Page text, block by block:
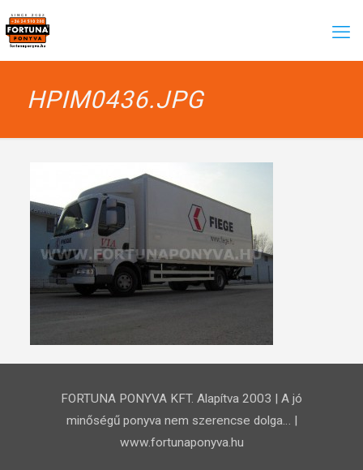
HPIM0436.JPG
FORTUNA PONYVA KFT. Alapítva 2003 | A jó
minőségű ponyva nem szerencse dolga… |
www.fortunaponyva.hu